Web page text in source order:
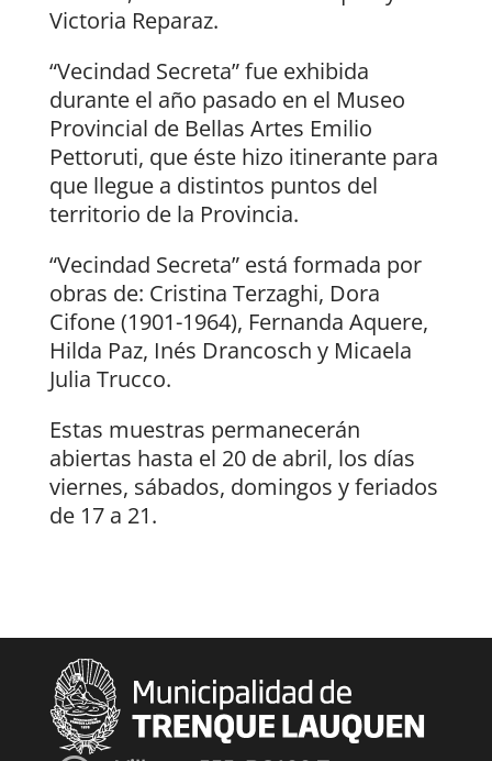
Victoria Reparaz.
“Vecindad Secreta” fue exhibida
durante el año pasado en el Museo
Provincial de Bellas Artes Emilio
Pettoruti, que éste hizo itinerante para
que llegue a distintos puntos del
territorio de la Provincia.
“Vecindad Secreta” está formada por
obras de: Cristina Terzaghi, Dora
Cifone (1901-1964), Fernanda Aquere,
Hilda Paz, Inés Drancosch y Micaela
Julia Trucco.
Estas muestras permanecerán
abiertas hasta el 20 de abril, los días
viernes, sábados, domingos y feriados
de 17 a 21.